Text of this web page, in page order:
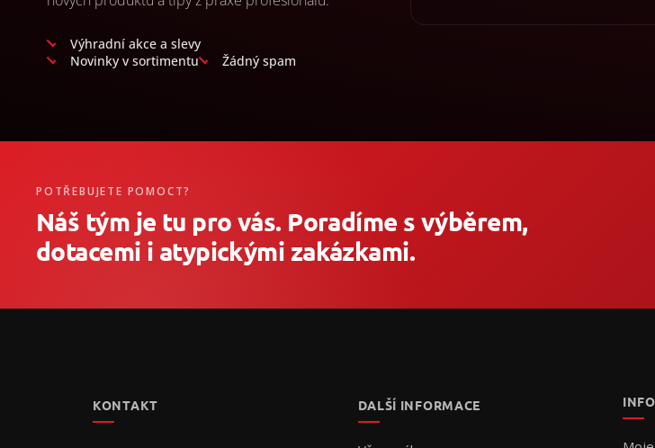
Výhradní akce a slevy
Novinky v sortimentu
Žádný spam
POTŘEBUJETE POMOCT?
Náš tým je tu pro vás. Poradíme s výběrem,
dotacemi i atypickými zakázkami.
KONTAKT DALŠÍ INFORMACE